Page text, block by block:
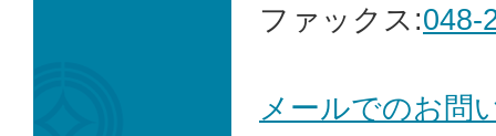
ファックス:048-
メールでのお問